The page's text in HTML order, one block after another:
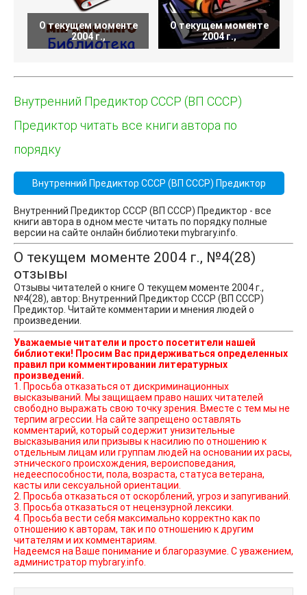
О текущем моменте
2004 г.,
О текущем моменте
2004 г.,
Внутренний Предиктор СССР (ВП СССР)
Предиктор читать все книги автора по
порядку
Внутренний Предиктор СССР (ВП СССР) Предиктор
Внутренний Предиктор СССР (ВП СССР) Предиктор - все
книги автора в одном месте читать по порядку полные
версии на сайте онлайн библиотеки mybrary.info.
О текущем моменте 2004 г., №4(28)
отзывы
Отзывы читателей о книге О текущем моменте 2004 г.,
№4(28), автор: Внутренний Предиктор СССР (ВП СССР)
Предиктор. Читайте комментарии и мнения людей о
произведении.
Уважаемые читатели и просто посетители нашей
библиотеки! Просим Вас придерживаться определенных
правил при комментировании литературных
произведений.
1. Просьба отказаться от дискриминационных
высказываний. Мы защищаем право наших читателей
свободно выражать свою точку зрения. Вместе с тем мы не
терпим агрессии. На сайте запрещено оставлять
комментарий, который содержит унизительные
высказывания или призывы к насилию по отношению к
отдельным лицам или группам людей на основании их расы,
этнического происхождения, вероисповедания,
недееспособности, пола, возраста, статуса ветерана,
касты или сексуальной ориентации.
2. Просьба отказаться от оскорблений, угроз и запугиваний.
3. Просьба отказаться от нецензурной лексики.
4. Просьба вести себя максимально корректно как по
отношению к авторам, так и по отношению к другим
читателям и их комментариям.
Надеемся на Ваше понимание и благоразумие. С уважением,
администратор mybrary.info.